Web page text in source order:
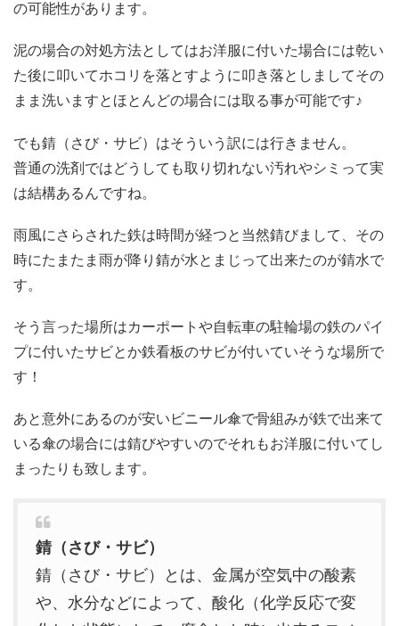
の可能性があります。
泥の場合の対処方法としてはお洋服に付いた場合には乾い
た後に叩いてホコリを落とすように叩き落としましてその
まま洗いますとほとんどの場合には取る事が可能です♪
でも錆（さび・サビ）はそういう訳には行きません。
普通の洗剤ではどうしても取り切れない汚れやシミって実
は結構あるんですね。
雨風にさらされた鉄は時間が経つと当然錆びまして、その
時にたまたま雨が降り錆が水とまじって出来たのが錆水で
す。
そう言った場所はカーポートや自転車の駐輪場の鉄のパイ
プに付いたサビとか鉄看板のサビが付いていそうな場所で
す！
あと意外にあるのが安いビニール傘で骨組みが鉄で出来て
いる傘の場合には錆びやすいのでそれもお洋服に付いてし
まったりも致します。
錆（さび・サビ）
錆（さび・サビ）とは、金属が空気中の酸素
や、水分などによって、酸化（化学反応で変